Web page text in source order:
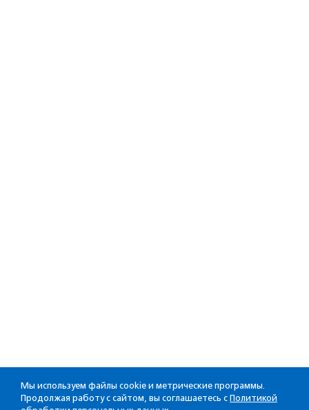
Мы используем файлы cookie и метрические программы.
Продолжая работу с сайтом, вы соглашаетесь с Политикой